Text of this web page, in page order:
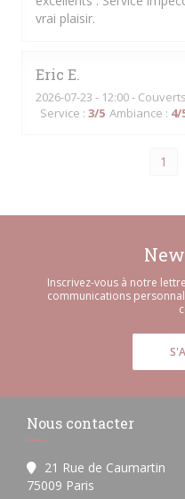
vrai plaisir.
Eric E
2026-07-23 - 12:00 -
Service : 3/5 Ambiance : 4/
1
Inscrivez-vous à notre
communications
Nous contacter
21 Rue de Caumartin
75009 Paris